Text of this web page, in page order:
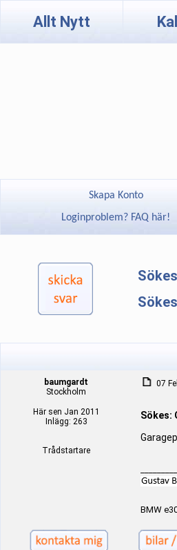
Allt Nytt
Skapa Konto
Loginproblem? FAQ här!
baumgardt
Stockholm
Här sen Jan 2011
Inlägg: 263
Trådstartare
07
Sökes:
BMW